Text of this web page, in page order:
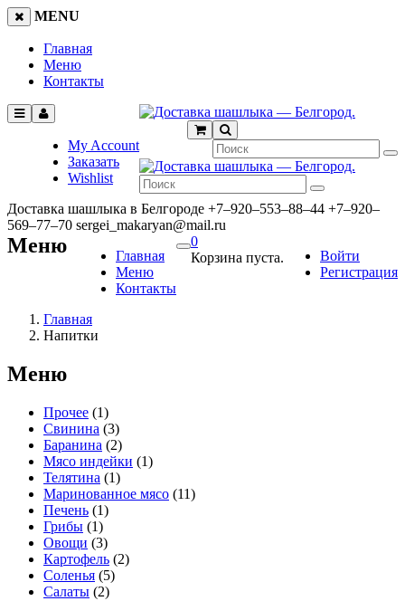
MENU
Главная
Меню
Контакты
My Account
Заказать
Wishlist
Доставка шашлыка в Белгороде +7‒920‒553‒88‒44 +7‒920‒
569‒77‒70 sergei_makaryan@mail.ru
Войти
Регистрация
0
Корзина пуста.
Главная
Меню
Контакты
Меню
Главная
Напитки
Меню
Прочее (1)
Свинина (3)
Баранина (2)
Мясо индейки (1)
Телятина (1)
Маринованное мясо (11)
Печень (1)
Грибы (1)
Овощи (3)
Картофель (2)
Соленья (5)
Салаты (2)